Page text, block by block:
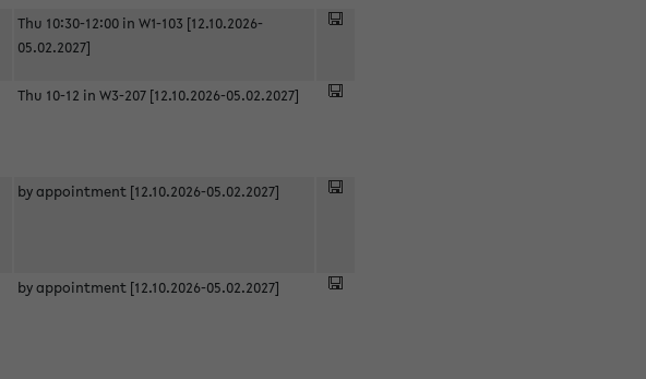
Thu 10:30-12:00 in W1-103 [12.10.2026-
05.02.2027]
Thu 10-12 in W3-207 [12.10.2026-05.02.2027]
by appointment [12.10.2026-05.02.2027]
by appointment [12.10.2026-05.02.2027]